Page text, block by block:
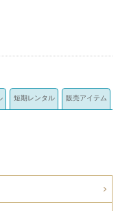
短期レンタル 販売アイテム